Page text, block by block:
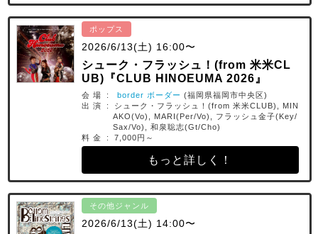
ポップス
2026/6/13(土) 16:00〜
シューク・フラッシュ！(from 米米CL
UB)『CLUB HINOEUMA 2026』
会 場 : border ボーダー (福岡県福岡市中央区)
出 演 : シューク・フラッシュ！(from 米米CLUB), MIN
AKO(Vo), MARI(Per/Vo), フラッシュ金子(Key/
Sax/Vo), 和泉聡志(Gt/Cho)
料 金 : 7,000円～
もっと詳しく！
その他ジャンル
2026/6/13(土) 14:00〜